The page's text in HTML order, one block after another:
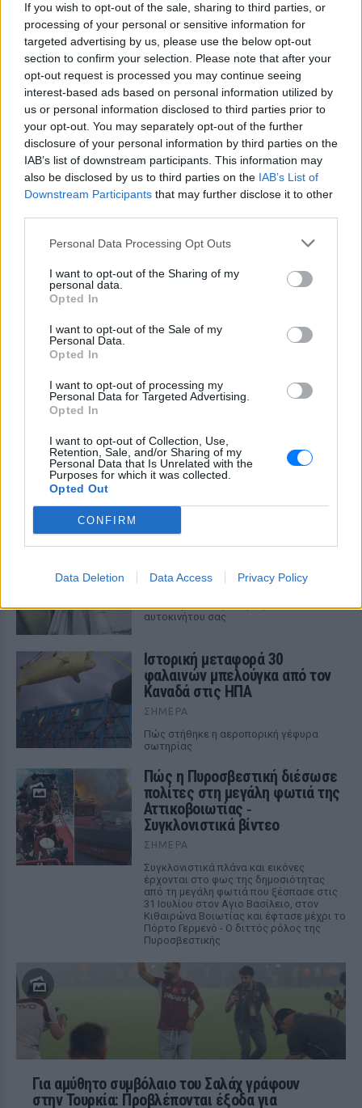
If you wish to opt-out of the sale, sharing to third parties, or
processing of your personal or sensitive information for
targeted advertising by us, please use the below opt-out
section to confirm your selection. Please note that after your
opt-out request is processed you may continue seeing
interest-based ads based on personal information utilized by
us or personal information disclosed to third parties prior to
your opt-out. You may separately opt-out of the further
disclosure of your personal information by third parties on the
IAB’s list of downstream participants. This information may
also be disclosed by us to third parties on the IAB’s List of
Downstream Participants that may further disclose it to other
Personal Data Processing Opt Outs
I want to opt-out of the Sharing of my
personal data.
Opted In
I want to opt-out of the Sale of my
Personal Data.
Opted In
I want to opt-out of processing my
Personal Data for Targeted Advertising.
Opted In
I want to opt-out of Collection, Use,
Retention, Sale, and/or Sharing of my
Personal Data that Is Unrelated with the
Purposes for which it was collected.
Opted Out
CONFIRM
Data Deletion Data Access Privacy Policy
«busification»
ΣΉΜΕΡΑ
Βίντεο που φέρεται να δείχνει βίαιη
μεταφορά άνδρα για στρατιωτική
επιστράτευση στην Ουκρανία
επαναφέρει τη συζήτηση για το λεγόμενο
«busification».
Πάρο: 4χρονος έχασε τη ζωή
του σε πισίνα beach bar –
Βούτηξε ο μπάρμαν για να τον
ανασύρει
ΣΉΜΕΡΑ
Ο ιδιοκτήτης του beach bar και οι γονείς
σύμφωνα με πληροφορίες, κανείς δεν
βρισκόταν κοντά στο παιδί εκείνη την
Καύσιμα «φωτιά»: Η βενζίνη ξεπερνά τα 2
ευρώ το λίτρο παρά την πτώση του αργού
πετρελαίου διεθνώς
Οι διεθνείς τιμές του αργού πετρελαίου υποχωρούν, αλλά
στα πρατήρια οι τιμές δεν ακολουθούν
Το νέο καλοκαιρινό κόλπο των
ΣΉΜΕΡΑ
Tι λέει η ΕΛ.ΑΣ. για την προστασία του
αυτοκινήτου σας
Ιστορική μεταφορά 30
φαλαινών μπελούγκα από τον
Καναδά στις ΗΠΑ
ΣΉΜΕΡΑ
Πώς στήθηκε η αεροπορική γέφυρα
σωτηρίας
Πώς η Πυροσβεστική διέσωσε
πολίτες στη μεγάλη φωτιά της
Αττικοβοιωτίας ‑
Συγκλονιστικά βίντεο
ΣΉΜΕΡΑ
Συγκλονιστικά πλάνα και εικόνες
έρχονται στο φως της δημοσιότητας
από τη μεγάλη φωτιά που ξέσπασε στις
31 Ιουλίου στον Αγιο Βασίλειο, στον
Κιθαιρώνα Βοιωτίας και έφτασε μέχρι το
Πόρτο Γερμενό - Ο διττός ρόλος της
Πυροσβεστικής
Για αμύθητο συμβόλαιο του Σαλάχ γράφουν
στην Τουρκία: Προβλέπονται έξοδα για